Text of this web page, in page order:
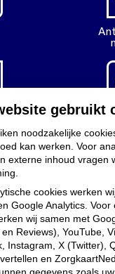
Westphal en Floor
gebruikt
noodzakelijke
kan werken. Voor
externe inhoud vragen
cookies werken
Google Analytics. Voor
wij samen met
Reviews), YouTube,
Instagram, X (Twitter),
en